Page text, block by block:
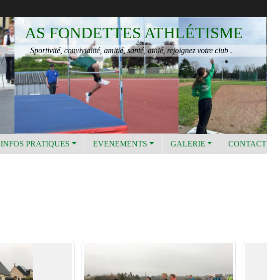
AS FONDETTES ATHLÉTISME
Sportivité, convivialité, amitié, santé, athlé, rejoignez votre club .
INFOS PRATIQUES EVENEMENTS GALERIE CONTACT